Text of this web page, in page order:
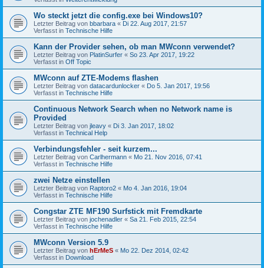
Wo steckt jetzt die config.exe bei Windows10?
Letzter Beitrag von bbarbara « Di 22. Aug 2017, 21:57
Verfasst in Technische Hilfe
Kann der Provider sehen, ob man MWconn verwendet?
Letzter Beitrag von PlatinSurfer « So 23. Apr 2017, 19:22
Verfasst in Off Topic
MWconn auf ZTE-Modems flashen
Letzter Beitrag von datacardunlocker « Do 5. Jan 2017, 19:56
Verfasst in Technische Hilfe
Continuous Network Search when no Network name is
Provided
Letzter Beitrag von jleavy « Di 3. Jan 2017, 18:02
Verfasst in Technical Help
Verbindungsfehler - seit kurzem...
Letzter Beitrag von Carlhermann « Mo 21. Nov 2016, 07:41
Verfasst in Technische Hilfe
zwei Netze einstellen
Letzter Beitrag von Raptoro2 « Mo 4. Jan 2016, 19:04
Verfasst in Technische Hilfe
Congstar ZTE MF190 Surfstick mit Fremdkarte
Letzter Beitrag von jochenadler « Sa 21. Feb 2015, 22:54
Verfasst in Technische Hilfe
MWconn Version 5.9
Letzter Beitrag von hErMeS « Mo 22. Dez 2014, 02:42
Verfasst in Download